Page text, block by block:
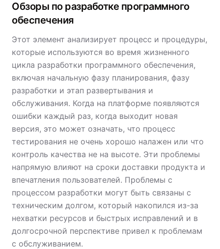
Обзоры по разработке программного
обеспечения
Этот элемент анализирует процесс и процедуры,
которые используются во время жизненного
цикла разработки программного обеспечения,
включая начальную фазу планирования, фазу
разработки и этап развертывания и
обслуживания. Когда на платформе появляются
ошибки каждый раз, когда выходит новая
версия, это может означать, что процесс
тестирования не очень хорошо налажен или что
контроль качества не на высоте. Эти проблемы
напрямую влияют на сроки доставки продукта и
впечатления пользователей. Проблемы с
процессом разработки могут быть связаны с
техническим долгом, который накопился из-за
нехватки ресурсов и быстрых исправлений и в
долгосрочной перспективе привел к проблемам
с обслуживанием.